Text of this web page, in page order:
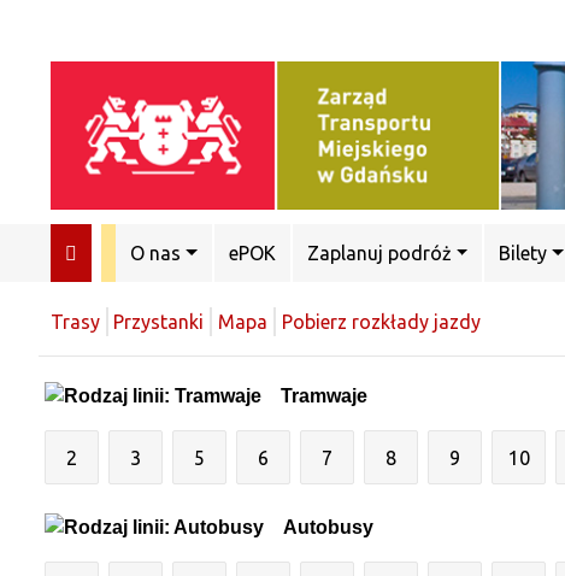
O nas ePOK Zaplanuj podróż Bilety
Trasy Przystanki Mapa Pobierz rozkłady jazdy
Tramwaje
2 3 5 6 7 8 9 10
Autobusy